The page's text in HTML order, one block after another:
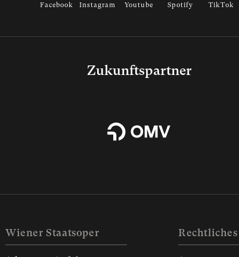
Facebook Instagram Youtube Spotify TikTok
Zukunftspartner
Wiener Staatsoper Rechtliches